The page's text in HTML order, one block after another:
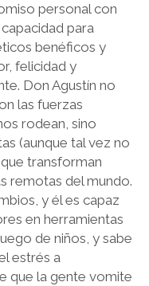
personal con
para
benéficos y
felicidad y
Don Agustín no
las fuerzas
rodean, sino
(aunque tal vez no
transforman
remotas del mundo.
y él es capaz
en herramientas
de niños, y sabe
estrés a
que la gente vomite